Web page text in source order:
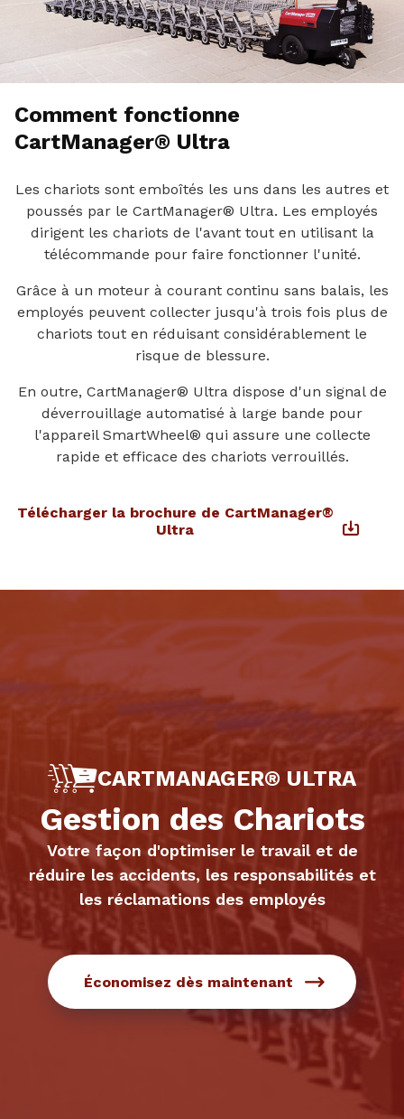
Comment fonctionne
CartManager® Ultra
Les chariots sont emboîtés les uns dans les autres et
poussés par le CartManager® Ultra. Les employés
dirigent les chariots de l'avant tout en utilisant la
télécommande pour faire fonctionner l'unité.
Grâce à un moteur à courant continu sans balais, les
employés peuvent collecter jusqu'à trois fois plus de
chariots tout en réduisant considérablement le
risque de blessure.
En outre, CartManager® Ultra dispose d'un signal de
déverrouillage automatisé à large bande pour
l'appareil SmartWheel® qui assure une collecte
rapide et efficace des chariots verrouillés.
Télécharger la brochure de CartManager®
Ultra
CARTMANAGER® ULTRA
Gestion des Chariots
Votre façon d'optimiser le travail et de
réduire les accidents, les responsabilités et
les réclamations des employés
Économisez dès maintenant